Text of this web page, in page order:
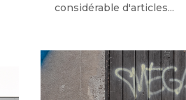
considérable d'articles...